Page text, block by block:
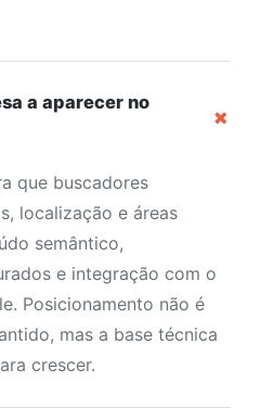
a aparecer no
+
que buscadores
localização e áreas
semântico,
e integração com o
Posicionamento não é
mas a base técnica
crescer.